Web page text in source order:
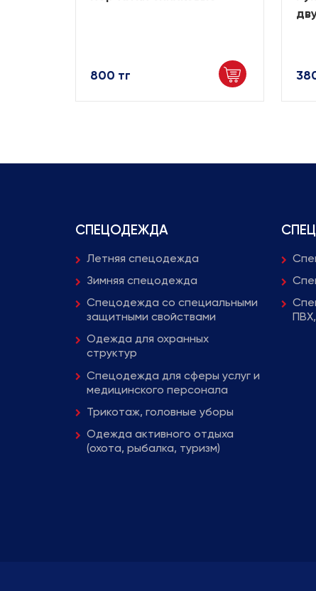
800 тг
СПЕЦОДЕЖДА
Летняя спецодежда
Зимняя спецодежда
Спецодежда со специальными
защитными свойствами
Одежда для охранных
структур
Спецодежда для сферы услуг и
медицинского персонала
Трикотаж, головные уборы
Одежда активного отдыха
(охота, рыбалка, туризм)